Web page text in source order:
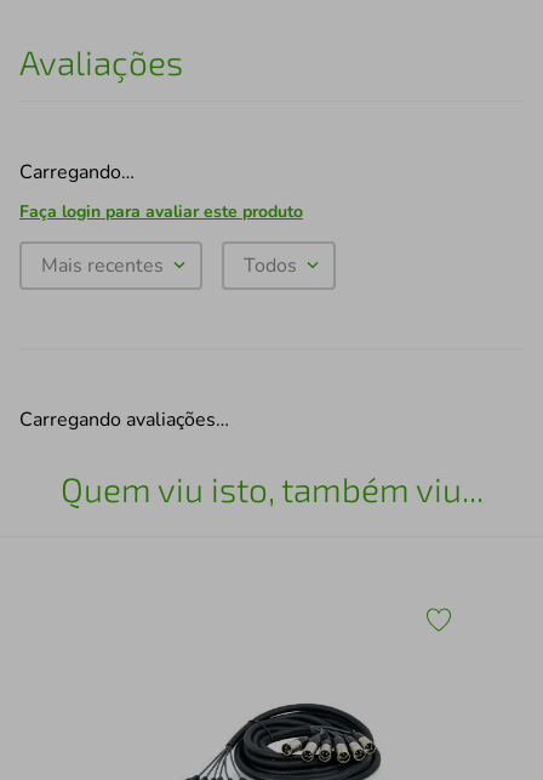
Avaliações
Carregando…
Faça login para avaliar este produto
Mais recentes Todos
Carregando avaliações…
Quem viu isto, também viu...